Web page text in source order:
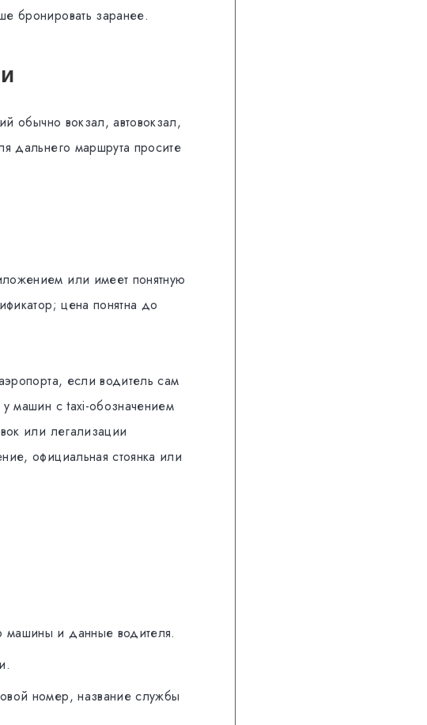
бронировать заранее.
обычно вокзал, автовокзал,
дальнего маршрута просите
или имеет понятную
цена понятна до
если водитель сам
машин с taxi-обозначением
или легализации
официальная стоянка или
машины и данные водителя.
номер, название службы